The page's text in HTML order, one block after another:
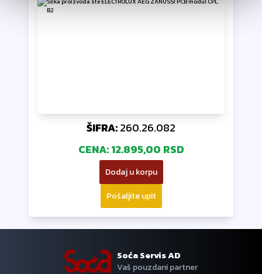
ŠIFRA:260.26.082
CENA: 12.895,00 RSD
Dodaj u korpu
Pošaljite upit
Soća Servis AD
Vaš pouzdani partner